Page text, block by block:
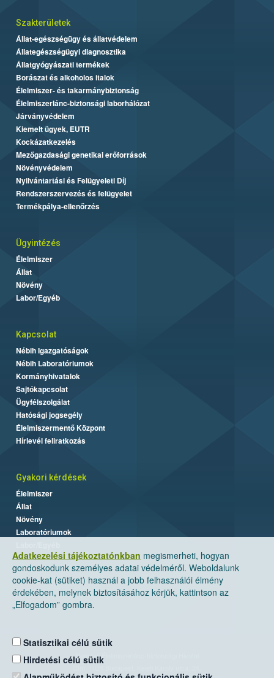
Adatkezelési tájékoztatónkban megismerheti, hogyan
gondoskodunk személyes adatai védelméről. Weboldalunk
cookie-kat (sütiket) használ a jobb felhasználói élmény
érdekében, melynek biztosításához kérjük, kattintson az
„Elfogadom” gombra.
Statisztikai célú sütik
Hirdetési célú sütik
Szakterületek
Állat-egészségügy és állatvédelem
Állategészségügyi diagnosztika
Állatgyógyászati termékek
Borászat és alkoholos italok
Élelmiszer- és takarmánybiztonság
Élelmiszerlánc-biztonsági laborhálózat
Járványvédelem
Kiemelt ügyek, EUTR
Kockázatkezelés
Mezőgazdasági genetikai erőforrások
Növényvédelem
Nyilvántartási és Felügyeleti Díj
Rendszerszervezés és felügyelet
Termékpálya-ellenőrzés
Ügyintézés
Élelmiszer
Állat
Növény
Labor/Egyéb
Kapcsolat
Nébih Igazgatóságok
Nébih Laboratóriumok
Kormányhivatalok
Sajtókapcsolat
Ügyfélszolgálat
Hatósági jogsegély
Élelmiszermentő Központ
Hírlevél feliratkozás
Gyakori kérdések
Élelmiszer
Állat
Növény
Laboratóriumok
Nemzeti Élelmiszerlánc-biztonsági Hivatal